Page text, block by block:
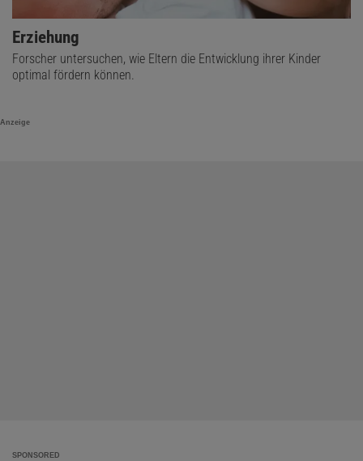
Erziehung
Forscher untersuchen, wie Eltern die Entwicklung ihrer Kinder
optimal fördern können.
Anzeige
SPONSORED